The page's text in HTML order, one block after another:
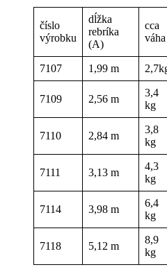
číslo
výrobku
dĺžka
rebríka
(A)
cca
váha
7107 1,99 m
7109 2,56 m
3,4
kg
7110 2,84 m
3,8
kg
7111 3,13 m
4,3
kg
7114 3,98 m
6,4
kg
7118 5,12 m
8,9
kg